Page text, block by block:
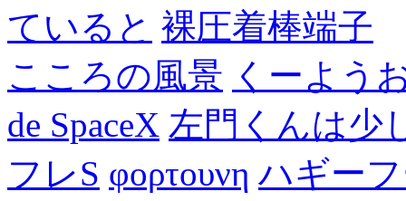
ていると 裸圧着棒端子
こころの風景 くーよう
de SpaceX 左門くんは少
フレS φορτουνη ハギー